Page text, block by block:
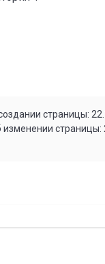
страницы:
страницы: